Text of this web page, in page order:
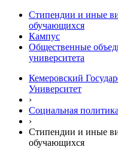
Стипендии и иные
обучающихся
Кампус
Общественные
университета
Кемеровский
Университет
›
Социальная политика
›
Стипендии и иные
обучающихся